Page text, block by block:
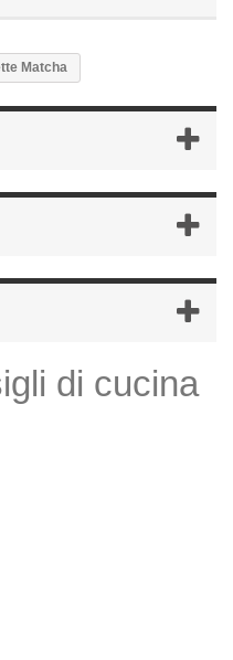
Matcha
di cucina